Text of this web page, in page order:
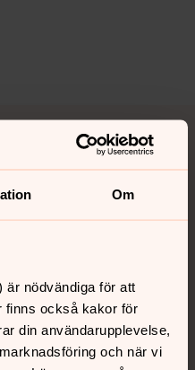
Om
nödvändiga för att
finns också kakor för
din användarupplevelse,
och när vi